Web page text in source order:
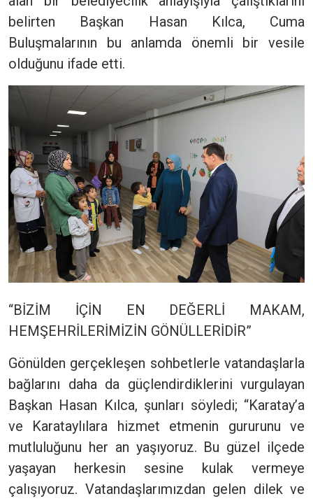
belirten Başkan Hasan Kılca, Cuma
Buluşmalarının bu anlamda önemli bir vesile
olduğunu ifade etti.
“BİZİM İÇİN EN DEĞERLİ MAKAM,
HEMŞEHRİLERİMİZİN GÖNÜLLERİDİR”
Gönülden gerçekleşen sohbetlerle vatandaşlarla
bağlarını daha da güçlendirdiklerini vurgulayan
Başkan Hasan Kılca, şunları söyledi; “Karatay’a
ve Karataylılara hizmet etmenin gururunu ve
mutluluğunu her an yaşıyoruz. Bu güzel ilçede
yaşayan herkesin sesine kulak vermeye
çalışıyoruz. Vatandaşlarımızdan gelen dilek ve